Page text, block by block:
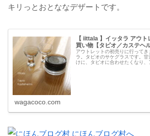
キリっとおとななデザートです。
【 iittala 】イッタラ アウ
買い物【タピオ／カステヘル
アウトレットの初売りに行って
ラ。タピオのサケグラスです。
けに、タピオに合わせたくなり、
wagacoco.com